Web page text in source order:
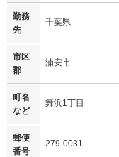
勤務
先
千葉県
市区
郡
浦安市
町名
など
舞浜1丁目
郵便
番号
279-0031